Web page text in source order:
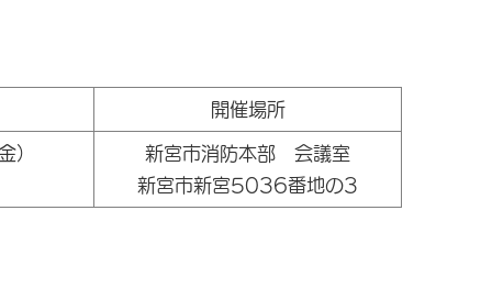
開催場所
）
新宮市消防本部 会議室
新宮市新宮5036番地の3